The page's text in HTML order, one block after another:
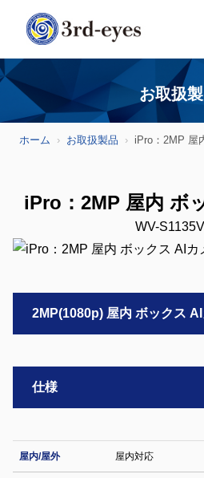
お取扱
ホーム お取扱製品 iPro：2MP 屋
iPro：2MP 屋内 ボ
WV-
2MP(1080p) 屋内 ボックス AI
仕様
屋内/屋外 屋内対応